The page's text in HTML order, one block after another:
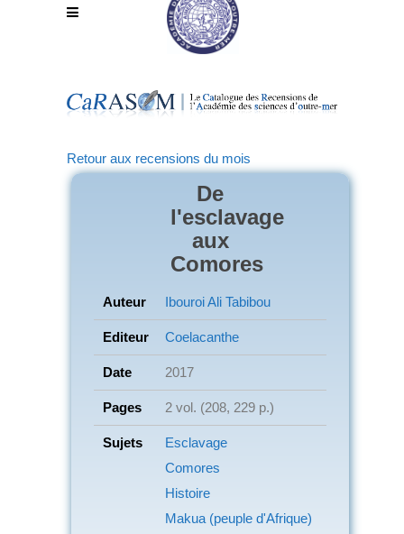
Retour aux recensions du mois
De
l'esclavage
aux
Comores
Auteur Ibouroi Ali Tabibou
Editeur Coelacanthe
Date 2017
Pages 2 vol. (208, 229 p.)
Sujets
Esclavage
Comores
Histoire
Makua (peuple d'Afrique)